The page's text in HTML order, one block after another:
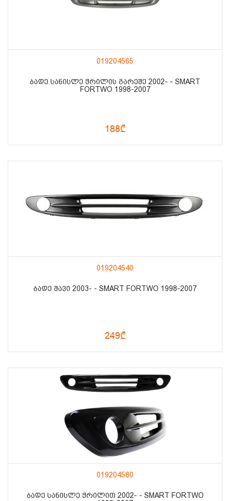
019204565
ᲑᲐᲓᲔ ᲡᲐᲜᲘᲡᲚᲔ ᲭᲠᲘᲚᲘᲡ ᲒᲐᲠᲔᲨᲔ 2002- - SMART
FORTWO 1998-2007
188₾
019204540
ᲑᲐᲓᲔ ᲨᲐᲕᲘ 2003- - SMART FORTWO 1998-2007
249₾
019204580
ᲑᲐᲓᲔ ᲡᲐᲜᲘᲡᲚᲔ ᲭᲠᲘᲚᲘᲗ 2002- - SMART FORTWO